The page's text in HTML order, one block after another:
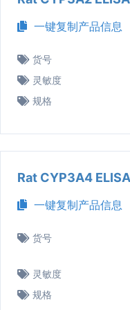
一键复制产品信息
货号
灵敏度
规格
Rat CYP3A4
一键复制产品信息
货号
灵敏度
规格